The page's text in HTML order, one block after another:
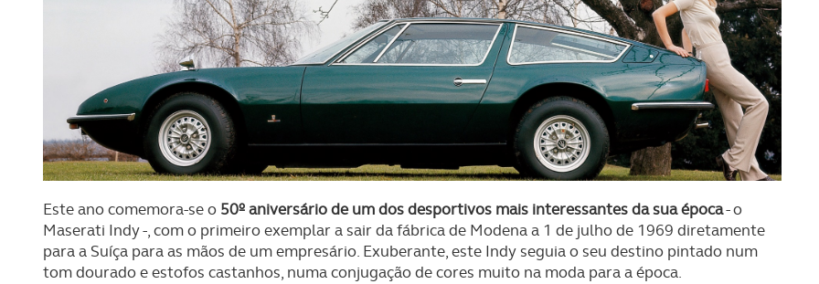
Este ano comemora-se o 50º aniversário de um dos desportivos mais interessantes da sua época- o
Maserati Indy -, com o primeiro exemplar a sair da fábrica de Modena a 1 de julho de 1969 diretamente
para a Suíça para as mãos de um empresário. Exuberante, este Indy seguia o seu destino pintado num
tom dourado e estofos castanhos, numa conjugação de cores muito na moda para a época.